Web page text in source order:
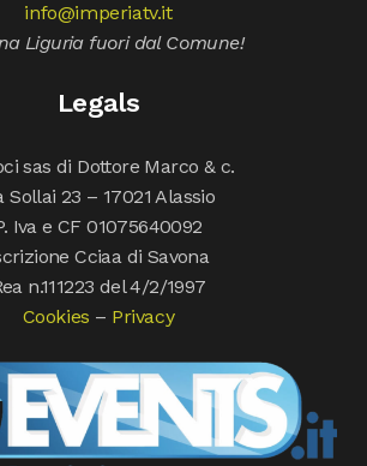
info@imperiatv.it
Liguria fuori dal Comune!
Legals
sas di Dottore Marco & c.
Sollai 23 – 17021 Alassio
Iva e CF 01075640092
Cciaa di Savona
n.111223 del 4/2/1997
Cookies – Privacy